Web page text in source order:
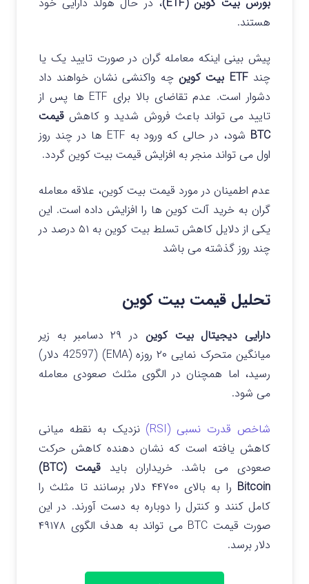
هستند.
پیش بینی اینکه معامله گران در صورت تایید یک یا
چندETF بیت کوین
چه واکنشی نشان خواهند داد
دشوار است. عدم تقاضای بالا برای ETF ها پس از
تایید می تواند باعث فروش شدید و کاهش قیمت
BTC
شود، در حالی که ورود به ETF ها در چند روز
اول می تواند منجر به افزایش قیمت بیت کوین گردد.
عدم اطمینان در مورد قیمت بیت کوین، علاقه معامله
گران به خرید آلت کوین ها را افزایش داده است. این
یکی از دلایل کاهش تسلط بیت کوین به ۵۱ درصد در
چند روز گذشته می باشد
تحلیل قیمت بیت کوین
دارایی دیجیتال بیت کوین
در ۲۹ دسامبر به زیر
میانگین متحرک نمایی ۲۰ روزه (EMA) (42597 دلار)
رسید، اما همچنان در الگوی مثلث صعودی معامله
می شود.
شاخص قدرت نسبی (RSI)
نزدیک به نقطه میانی
کاهش یافته است که نشان دهنده کاهش حرکت
صعودی می باشد. خریداران باید
قیمت (BTC)
Bitcoin
را به بالای ۴۴۷۰۰ دلار برسانند تا مثلث را
کامل کنند و کنترل را دوباره به دست آورند. در این
صورت قیمت BTC می تواند به هدف الگوی ۴۹۱۷۸
دلار برسد.